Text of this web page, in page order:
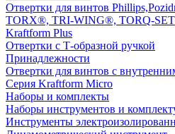
Отвертки для винтов
TORX®, TRI-WING®, TORQ-SET
Kraftform Plus
Отвертки с Т-образной ручкой
Принадлежности
Отвертки для винтов с
Серия Kraftform Micro
Наборы и комплекты
Наборы инструментов и
Инструменты